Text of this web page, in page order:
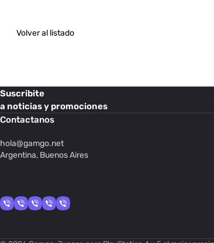
Volver al listado
Suscribite
a noticias y promociones
Contactanos
hola@gamgo.net
Argentina, Buenos Aires